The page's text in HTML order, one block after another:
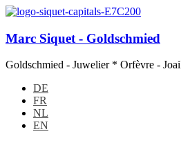
Marc Siquet - Goldschmied
Goldschmied - Juwelier * Orfèvre -
DE
FR
NL
EN